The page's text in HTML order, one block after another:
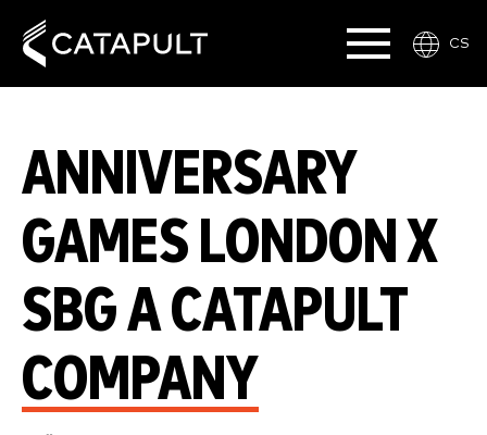
CS
ANNIVERSARY
GAMES LONDON X
SBG A CATAPULT
COMPANY